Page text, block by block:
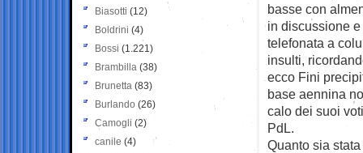
basse con
in discussione e
telefonata a
insulti,
ecco Fini
base aennina
calo dei suoi
PdL.
Quanto sia
Biasotti (12)
Boldrini (4)
Bossi (1.221)
Brambilla (38)
Brunetta (83)
Burlando (26)
Camogli (2)
canile (4)